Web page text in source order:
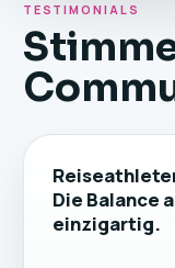
TESTIMONIALS
Die Balance
einzigartig.